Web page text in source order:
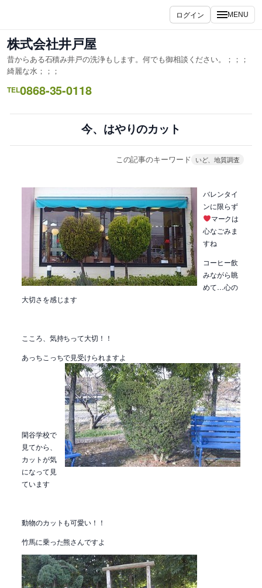
を
ス
キ
ッ
プ
ログイン MENU
株式会社井戸屋
昔からある石積み井戸の洗浄もします。何でも御相談ください。；；；
綺麗な水；；；
TEL0868-35-0118
今、はやりのカット
この記事のキーワード いど、地質調査
バレンタイ
ンに限らず
マークは
心なごみま
すね
コーヒー飲
みながら眺
めて…心の
大切さを感じます
こころ、気持ちって大切！！
あっちこっちで見受けられますよ
閑谷学校で
見てから、
カットが気
になって見
ています
動物のカットも可愛い！！
竹馬に乗った熊さんですよ